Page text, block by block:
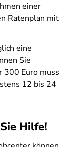
einer
Ratenplan mit
eine
Sie
300 Euro muss
12 bis 24
Hilfe!